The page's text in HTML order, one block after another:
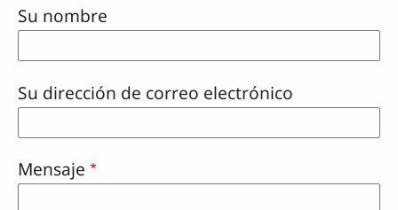
Su nombre
Su dirección de correo electrónico
Mensaje